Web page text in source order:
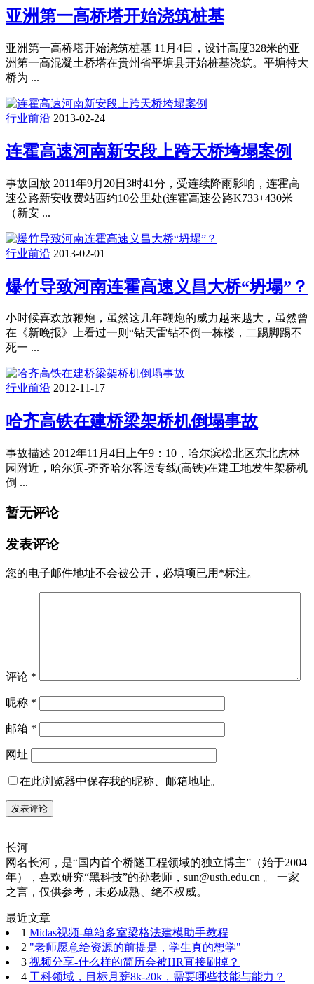
亚洲第一高桥塔开始浇筑桩基
亚洲第一高桥塔开始浇筑桩基 11月4日，设计高度328米的亚
洲第一高混凝土桥塔在贵州省平塘县开始桩基浇筑。平塘特大
桥为 ...
行业前沿 2013-02-24
连霍高速河南新安段上跨天桥垮塌案例
事故回放 2011年9月20日3时41分，受连续降雨影响，连霍高
速公路新安收费站西约10公里处(连霍高速公路K733+430米
（新安 ...
行业前沿 2013-02-01
爆竹导致河南连霍高速义昌大桥“坍塌”？
小时候喜欢放鞭炮，虽然这几年鞭炮的威力越来越大，虽然曾
在《新晚报》上看过一则“钻天雷钻不倒一栋楼，二踢脚踢不
死一 ...
行业前沿 2012-11-17
哈齐高铁在建桥梁架桥机倒塌事故
事故描述 2012年11月4日上午9：10，哈尔滨松北区东北虎林
园附近，哈尔滨-齐齐哈尔客运专线(高铁)在建工地发生架桥机
倒 ...
暂无评论
发表评论
您的电子邮件地址不会被公开， 必填项已用 *标注。
评论 *
昵称 *
邮箱 *
网址
在此浏览器中保存我的昵称、邮箱地址。
长河
网名长河，是“国内首个桥隧工程领域的独立博主”（始于2004
年），喜欢研究“黑科技”的孙老师，sun@usth.edu.cn 。 一家
之言，仅供参考，未必成熟、绝不权威。
最近文章
1 Midas视频-单箱多室梁格法建模助手教程
2 "老师愿意给资源的前提是，学生真的想学"
3 视频分享-什么样的简历会被HR直接刷掉？
4 工科领域，目标月薪8k-20k，需要哪些技能与能力？